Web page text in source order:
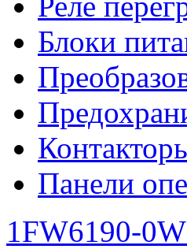
Блоки
Панели
1FW6190-